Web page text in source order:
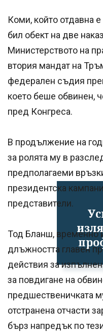
Коми, който отдавна
бил обект на две
Министерството на
втория мандат на
федерален съдия
което беше обвинен,
пред Конгреса.
В продължение на
за ролята му в
предполагаеми
президентска
представители.
Тод Бланш, временно
длъжността главен
действия за
за повдигане на
предшественичката
отстранена отчасти
бърз напредък по